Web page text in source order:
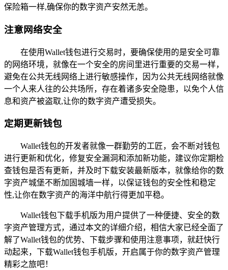
保险箱一样,确保你的数字资产安然无恙。
注意网络安全
在使用Wallet钱包进行交易时，要确保使用的是安全可靠
的网络环境，就像在一个安全的房间里进行重要的交易一样，
避免在公共无线网络上进行敏感操作，因为公共无线网络就像
一个人来人往的公共场所，存在着诸多安全隐患，以免个人信
息和资产被盗取,让你的数字资产遭受损失。
定期更新钱包
Wallet钱包的开发者就像一群勤劳的工匠，会不断对钱包
进行更新和优化，修复安全漏洞和添加新功能，建议你定期检
查钱包是否有更新，并及时下载安装最新版本，就像给你的数
字资产城堡不断加固城墙一样，以保证钱包的安全性和稳定
性,让你在数字资产的海洋中航行得更加平稳。
Wallet钱包下载手机版为用户提供了一种便捷、安全的数
字资产管理方式，通过本文的详细介绍，相信大家已经全面了
解了Wallet钱包的优势、下载步骤和使用注意事项，就赶快行
动起来，下载Wallet钱包手机版，开启属于你的数字资产管理
精彩之旅吧！